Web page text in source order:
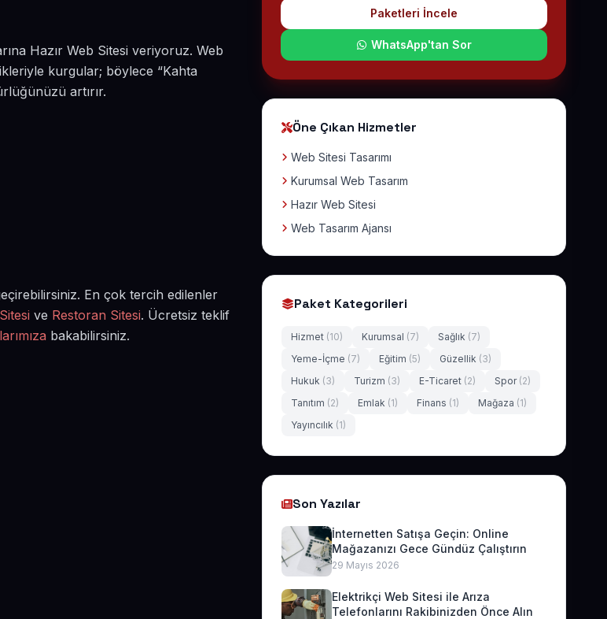
Hazır Web Sitesi veriyoruz. Web
kurgular; böylece “Kahta
artırır.
En çok tercih edilenler
ve Restoran Sitesi. Ücretsiz teklif
bakabilirsiniz.
Paketleri İncele
WhatsApp'tan Sor
Öne Çıkan Hizmetler
Web Sitesi Tasarımı
Kurumsal Web Tasarım
Hazır Web Sitesi
Web Tasarım Ajansı
Paket Kategorileri
Hizmet (10) Kurumsal (7) Sağlık (7)
Yeme-İçme (7) Eğitim (5) Güzellik (3)
Hukuk (3) Turizm (3) E-Ticaret (2) Spor (2)
Tanıtım (2) Emlak (1) Finans (1) Mağaza (1)
Yayıncılık (1)
Son Yazılar
İnternetten Satışa Geçin: Online
Mağazanızı Gece Gündüz Çalıştırın
29 Mayıs 2026
Elektrikçi Web Sitesi ile Arıza
Telefonlarını Rakibinizden Önce Alın